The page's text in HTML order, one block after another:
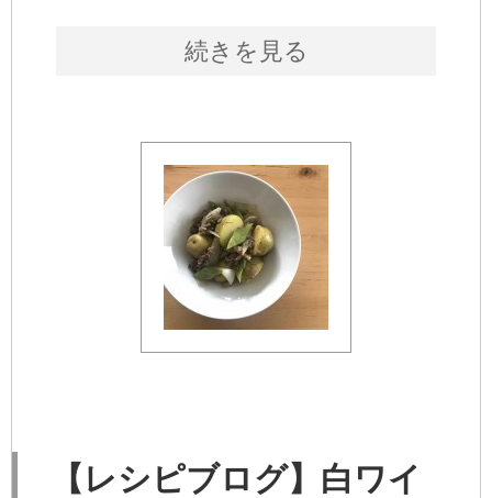
続きを見る
【レシピブログ】白ワイ